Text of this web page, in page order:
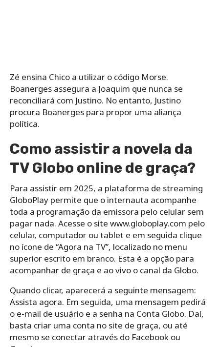
Zé ensina Chico a utilizar o código Morse.
Boanerges assegura a Joaquim que nunca se
reconciliará com Justino. No entanto, Justino
procura Boanerges para propor uma aliança
política.
Como assistir a novela da
TV Globo online de graça?
Para assistir em 2025, a plataforma de streaming
GloboPlay permite que o internauta acompanhe
toda a programação da emissora pelo celular sem
pagar nada. Acesse o site www.globoplay.com pelo
celular, computador ou tablet e em seguida clique
no ícone de “Agora na TV”, localizado no menu
superior escrito em branco. Esta é a opção para
acompanhar de graça e ao vivo o canal da Globo.
Quando clicar, aparecerá a seguinte mensagem:
Assista agora. Em seguida, uma mensagem pedirá
o e-mail de usuário e a senha na Conta Globo. Daí,
basta criar uma conta no site de graça, ou até
mesmo se conectar através do Facebook ou